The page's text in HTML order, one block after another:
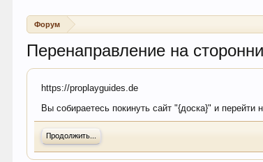
Форум
Перенаправление на
https://proplayguides.de
Вы собираетесь покинуть сайт "{доска}" и
Продолжить...